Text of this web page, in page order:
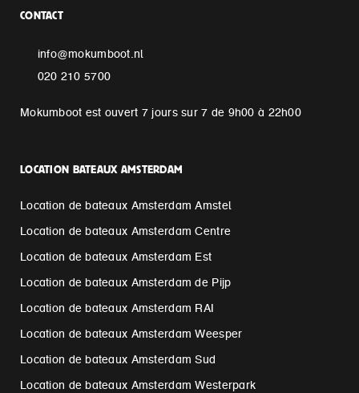
CONTACT
info@mokumboot.nl
020 210 5700
Mokumboot est ouvert 7 jours sur 7 de 9h00 à 22h00
LOCATION BATEAUX AMSTERDAM
Location de bateaux Amsterdam Amstel
Location de bateaux Amsterdam Centre
Location de bateaux Amsterdam Est
Location de bateaux Amsterdam de Pijp
Location de bateaux Amsterdam RAI
Location de bateaux Amsterdam Weesper
Location de bateaux Amsterdam Sud
Location de bateaux Amsterdam Westerpark